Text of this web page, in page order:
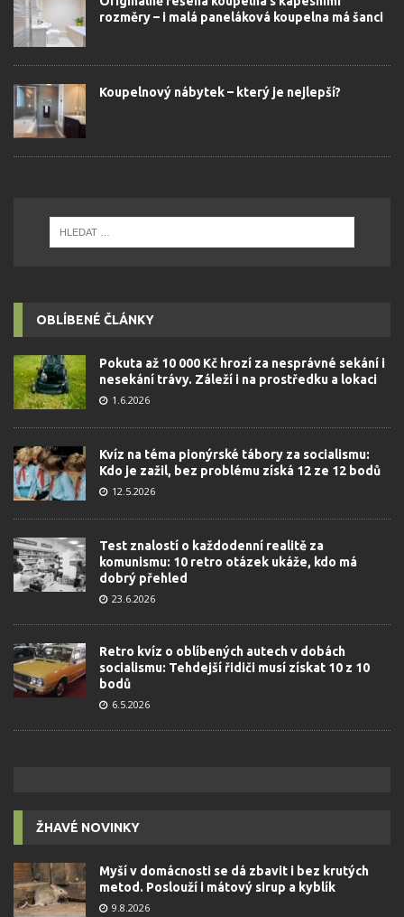
rozměry – i malá paneláková koupelna má šanci
Koupelnový nábytek – který je nejlepší?
OBLÍBENÉ ČLÁNKY
Pokuta až 10 000 Kč hrozí za nesprávné sekání i
nesekání trávy. Záleží i na prostředku a lokaci
1.6.2026
Kvíz na téma pionýrské tábory za socialismu:
Kdo je zažil, bez problému získá 12 ze 12 bodů
12.5.2026
Test znalostí o každodenní realitě za
komunismu: 10 retro otázek ukáže, kdo má
dobrý přehled
23.6.2026
Retro kvíz o oblíbených autech v dobách
socialismu: Tehdejší řidiči musí získat 10 z 10
bodů
6.5.2026
ŽHAVÉ NOVINKY
Myší v domácnosti se dá zbavit i bez krutých
metod. Poslouží i mátový sirup a kyblík
9.8.2026